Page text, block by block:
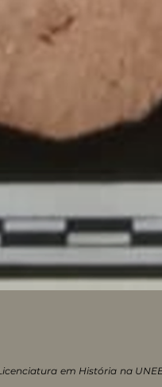
em História na